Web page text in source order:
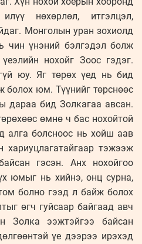
нөхөрлөл, итгэлцэл,
Монголын уран зохиолд
чин үнэний бэлгэдэл болж
нохойг Зоос гэдэг.
юу. Яг төрөх үед нь бид
болох юм. Түүнийг төрснөөс
дараа бид Золкагаа авсан.
өмнө ч бас нохойтой
алга болсноос нь хойш аав
хариуцлагатайгаар тэжээж
гэсэн. Анх нохойгоо
юмыг нь хийнэ, онц сурна,
болно гээд л байж болох
өгч гуйсаар байгаад авч
Золка ээжтэйгээ байсан
үе дээрээ ирэхэд